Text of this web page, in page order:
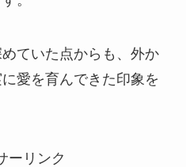
ていた点からも、外か
愛を育んできた印象を
ーリンク